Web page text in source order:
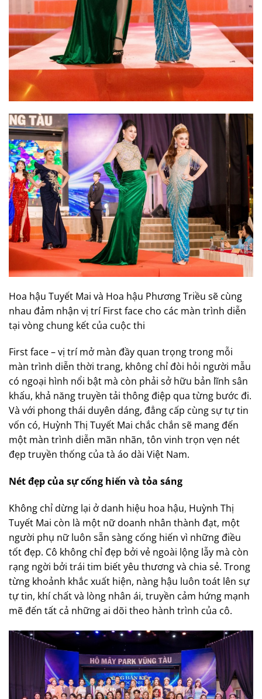
Hoa hậu Tuyết Mai và Hoa hậu Phương Triều sẽ cùng
nhau đảm nhận vị trí First face cho các màn trình diễn
tại vòng chung kết của cuộc thi
First face – vị trí mở màn đầy quan trọng trong mỗi
màn trình diễn thời trang, không chỉ đòi hỏi người mẫu
có ngoại hình nổi bật mà còn phải sở hữu bản lĩnh sân
khấu, khả năng truyền tải thông điệp qua từng bước đi.
Và với phong thái duyên dáng, đẳng cấp cùng sự tự tin
vốn có, Huỳnh Thị Tuyết Mai chắc chắn sẽ mang đến
một màn trình diễn mãn nhãn, tôn vinh trọn vẹn nét
đẹp truyền thống của tà áo dài Việt Nam.
Nét đẹp của sự cống hiến và tỏa sáng
Không chỉ dừng lại ở danh hiệu hoa hậu, Huỳnh Thị
Tuyết Mai còn là một nữ doanh nhân thành đạt, một
người phụ nữ luôn sẵn sàng cống hiến vì những điều
tốt đẹp. Cô không chỉ đẹp bởi vẻ ngoài lộng lẫy mà còn
rạng ngời bởi trái tim biết yêu thương và chia sẻ. Trong
từng khoảnh khắc xuất hiện, nàng hậu luôn toát lên sự
tự tin, khí chất và lòng nhân ái, truyền cảm hứng mạnh
mẽ đến tất cả những ai dõi theo hành trình của cô.